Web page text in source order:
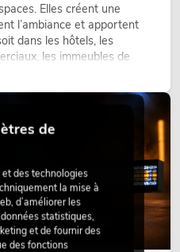
Elles créent une
l’ambiance et apportent
dans les hôtels, les
les immeubles de
une végétalisation de
intégrante des concepts
de
des technologies
la mise à
d’améliorer les
statistiques,
et de fournir des
des fonctions